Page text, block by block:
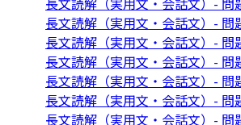
長文読解（実用文・会話文）- 問
長文読解（実用文・会話文）- 問
長文読解（実用文・会話文）- 問
長文読解（実用文・会話文）- 問
長文読解（実用文・会話文）- 問
長文読解（実用文・会話文）- 問